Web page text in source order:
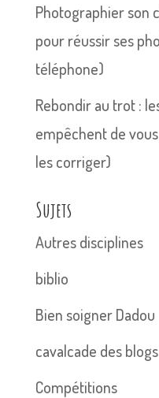
Photographier son
pour réussir ses
téléphone)
Rebondir au trot :
empêchent de
les corriger)
Sujets
Autres disciplines
biblio
Bien soigner Dadou
cavalcade des blogs
Compétitions